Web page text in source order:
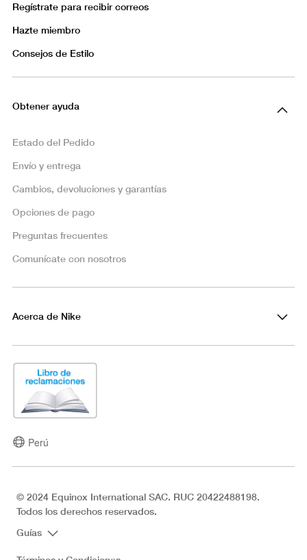
Regístrate para recibir correos
Hazte miembro
Consejos de Estilo
Obtener ayuda
Estado del Pedido
Envío y entrega
Cambios, devoluciones y garantías
Opciones de pago
Preguntas frecuentes
Comunícate con nosotros
Acerca de Nike
Perú
© 2024 Equinox International SAC. RUC 20422488198.
Todos los derechos reservados.
Guías